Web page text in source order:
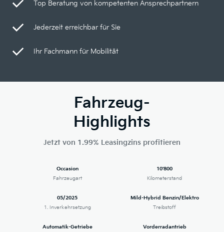
Top Beratung von kompetenten Ansprechpartnern
Jederzeit erreichbar für Sie
Ihr Fachmann für Mobilität
Fahrzeug-
Highlights
Jetzt von 1.99% Leasingzins profitieren
Occasion
Fahrzeugart
10'800
Kilometerstand
05/2025
1. Inverkehrsetzung
Mild-Hybrid Benzin/Elektro
Treibstoff
Automatik-Getriebe
Vorderradantrieb